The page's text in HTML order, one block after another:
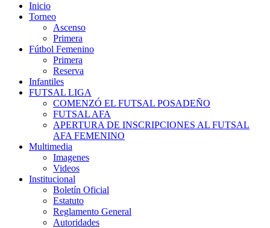
Inicio
Torneo
Ascenso
Primera
Fútbol Femenino
Primera
Reserva
Infantiles
FUTSAL LIGA
COMENZÓ EL FUTSAL POSADEÑO
FUTSAL AFA
APERTURA DE INSCRIPCIONES AL FUTSAL
AFA FEMENINO
Multimedia
Imagenes
Videos
Institucional
Boletín Oficial
Estatuto
Reglamento General
Autoridades